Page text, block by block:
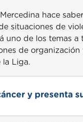
hace
situaciones de
uno de los temas a
de
la Liga.
y presenta